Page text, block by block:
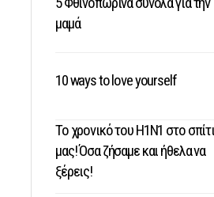
μαμά
10 ways to love yourself
Το χρονικό του Η1Ν1 στο σπίτι
μας! Όσα ζήσαμε και ήθελα να
ξέρεις!